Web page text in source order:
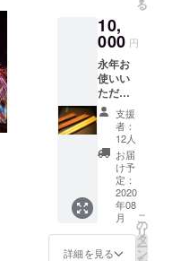
よる外食産
業への影響
からテイク
アウト専門
店への事業
展開を決
２０２２年
初夏に東京
初の寿司
cake専門店
る予定
です。
る
10,
000 円
永年お
使いい
ただけ
る名前
入り専
用のお
箸を作
成し提
供させ
て頂き
ます。
ご来店
頂きお
店での
支援
者：
12人
お届
け予
定：
2020
年08
月
詳細を見る
こ
の
リ
タ
ー
ン